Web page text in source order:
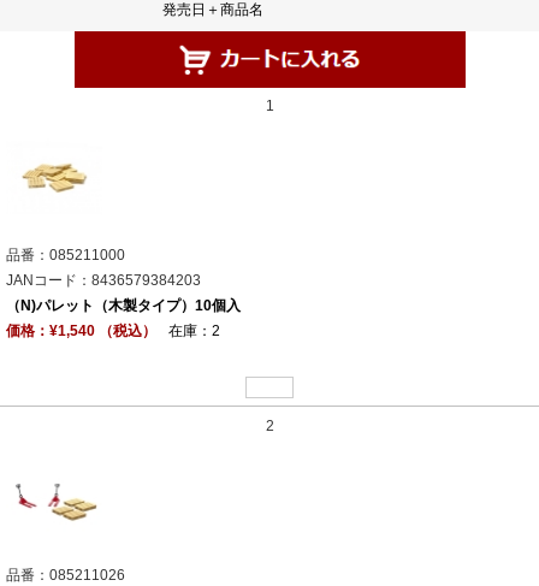
発売日＋商品名
1
品番：085211000
JANコード：8436579384203
（N)パレット（木製タイプ）10個入
価格：¥1,540 （税込）
在庫：2
2
品番：085211026